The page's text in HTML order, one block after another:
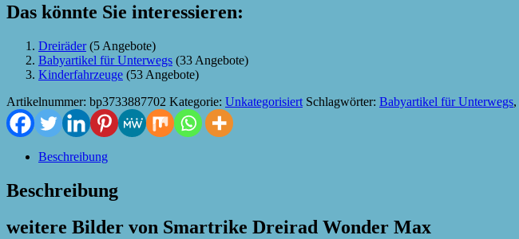
Das könnte Sie interessieren:
Dreiräder(5 Angebote)
Babyartikel für Unterwegs (33 Angebote)
Kinderfahrzeuge (53 Angebote)
Artikelnummer: bp3733887702 Kategorie: Unkategorisiert Schlagwörter: Babyartikel für Unterwegs,
Beschreibung
Beschreibung
weitere Bilder von Smartrike Dreirad Wonder Max